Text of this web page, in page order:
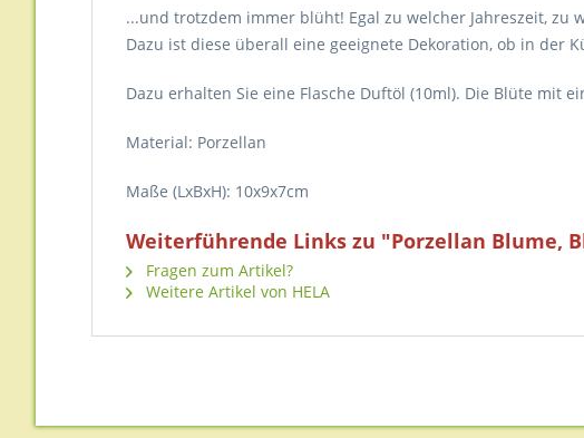
...und trotzdem immer blüht! Egal zu welcher Jahreszeit, zu
Dazu ist diese überall eine geeignete Dekoration, ob in der
Dazu erhalten Sie eine Flasche Duftöl (10ml). Die Blüte mit
Material: Porzellan
Maße (LxBxH): 10x9x7cm
Weiterführende Links zu "Porzellan Blume,
Fragen zum Artikel?
Weitere Artikel von HELA